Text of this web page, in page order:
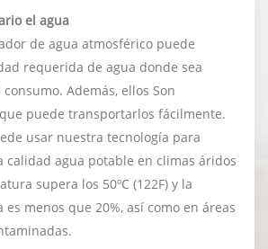
el agua
de agua atmosférico puede
requerida de agua donde sea
Además, ellos Son
puede transportarlos fácilmente.
usar nuestra tecnología para
calidad agua potable en climas áridos
supera los 50ºC (122F) y la
menos que 20%, así como en áreas